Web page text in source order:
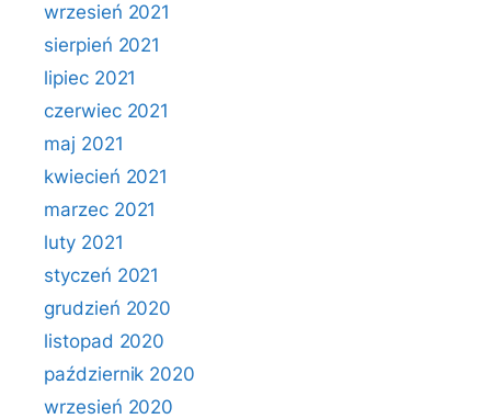
wrzesień 2021
sierpień 2021
lipiec 2021
czerwiec 2021
maj 2021
kwiecień 2021
marzec 2021
luty 2021
styczeń 2021
grudzień 2020
listopad 2020
październik 2020
wrzesień 2020